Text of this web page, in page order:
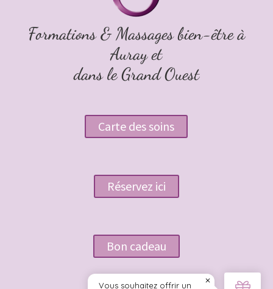
Formations & Massages bien-être à
Auray et
dans le Grand Ouest
Carte des soins
Réservez ici
Bon cadeau